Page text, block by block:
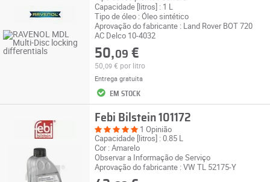
Capacidade [litros] : 1 L
Tipo de óleo : Óleo sintético
Aprovação do fabricante : Land Rover BOT 720
AC Delco 10-4032
50,09 €
50, 09€ por litro
Entrega gratuita
EM STOCK
Febi Bilstein 101172
1 Opinião
Capacidade [litros] : 0.85 L
Cor : Amarelo
Observar a Informação de Serviço
Aprovação do fabricante : VW TL 52175-Y